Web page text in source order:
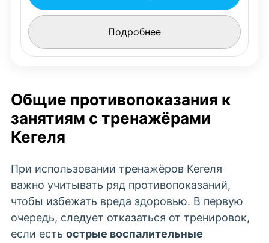
Подробнее
Общие противопоказания к
занятиям с тренажёрами
Кегеля
При использовании тренажёров Кегеля
важно учитывать ряд противопоказаний,
чтобы избежать вреда здоровью. В первую
очередь, следует отказаться от тренировок,
если есть острые воспалительные